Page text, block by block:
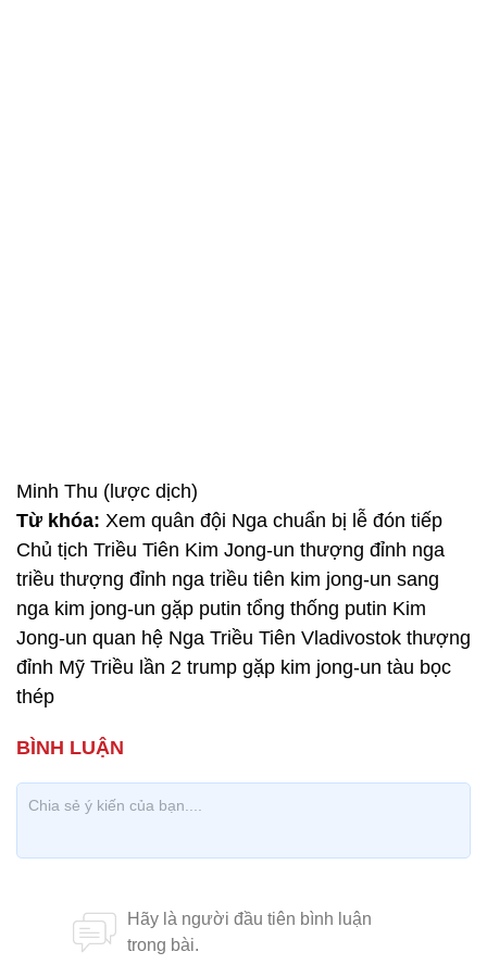
Minh Thu (lược dịch)
Từ khóa: Xem quân đội Nga chuẩn bị lễ đón tiếp
Chủ tịch Triều Tiên Kim Jong-un thượng đỉnh nga
triều thượng đỉnh nga triều tiên kim jong-un sang
nga kim jong-un gặp putin tổng thống putin Kim
Jong-un quan hệ Nga Triều Tiên Vladivostok thượng
đỉnh Mỹ Triều lần 2 trump gặp kim jong-un tàu bọc
thép